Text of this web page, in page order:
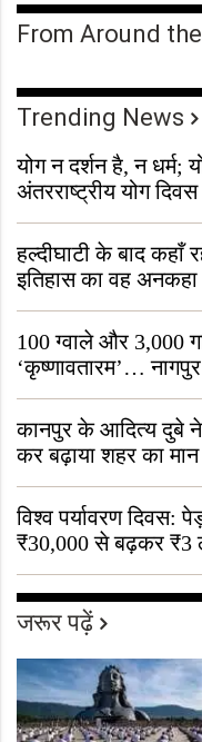
From Around
Trending News
योग न दर्शन है, न धर्म;
अंतरराष्ट्रीय योग
हल्दीघाटी के बाद कहाँ
इतिहास का वह
जीवित है
100 ग्वाले और 3,000
‘कृष्णावतारम’…
“ऐसा तो सिर्फ़ कृष्ण
कानपुर के आदित्य दुबे
कर बढ़ाया शहर का मान
विश्व पर्यावरण
₹30,000 से बढ़कर ₹3
जरूर पढ़ें